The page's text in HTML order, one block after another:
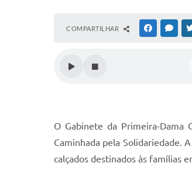
COMPARTILHAR FACEBOOK
O Gabinete da Primeira-Dama
Caminhada pela Solidariedade.
calçados destinados às famílias